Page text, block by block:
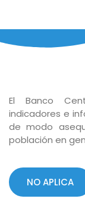
El Banco
indicadores e
de modo
población en
NO APLICA